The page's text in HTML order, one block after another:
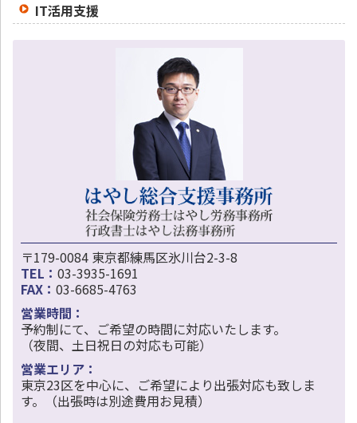
IT活用支援
〒179-0084 東京都練馬区氷川台2-3-8
TEL： 03-3935-1691
FAX： 03-6685-4763
営業時間：
予約制にて、ご希望の時間に対応いたします。
（夜間、土日祝日の対応も可能）
営業エリア：
東京23区を中心に、ご希望により出張対応も致しま
す。（出張時は別途費用お見積）